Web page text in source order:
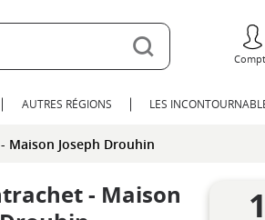
AUTRES RÉGIONS LES
Maison Joseph Drouhin
- Maison